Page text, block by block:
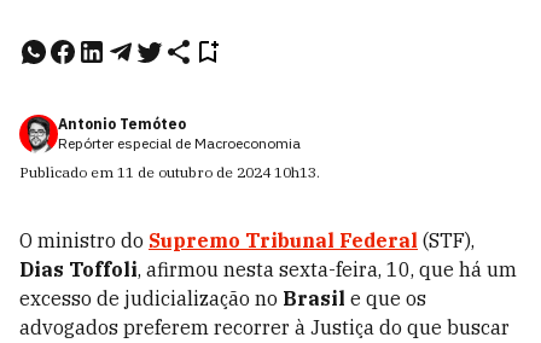
Antonio Temóteo
Repórter especial de Macroeconomia
Publicado em 11 de outubro de 2024 10h13.
O ministro do Supremo Tribunal Federal (STF),
Dias Toffoli, afirmou nesta sexta-feira, 10, que há um
excesso de judicialização no Brasil e que os
advogados preferem recorrer à Justiça do que buscar